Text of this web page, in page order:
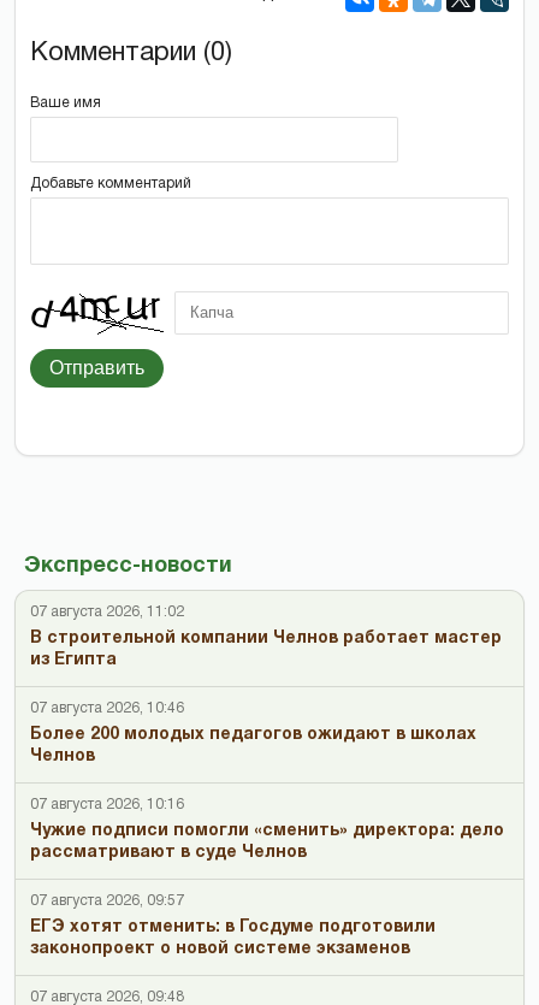
Экспресс-новости
07 августа 2026, 11:02
В строительной компании Челнов работает мастер
из Египта
07 августа 2026, 10:46
Более 200 молодых педагогов ожидают в школах
Челнов
07 августа 2026, 10:16
Чужие подписи помогли «сменить» директора: дело
рассматривают в суде Челнов
07 августа 2026, 09:57
ЕГЭ хотят отменить: в Госдуме подготовили
законопроект о новой системе экзаменов
07 августа 2026, 09:48
Комментарии (0)
Ваше имя
Добавьте комментарий
Отправить